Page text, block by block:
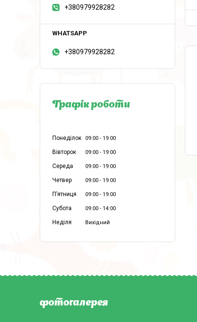
+380979928282
+380979928282
Графік роботи
Понеділок 09:00 19:00
Вівторок 09:00 19:00
Середа 09:00 19:00
Четвер 09:00 19:00
Пʼятниця 09:00 19:00
Субота 09:00 14:00
Неділя Вихідний
фотогалерея